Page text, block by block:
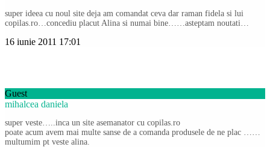
super ideea cu noul site deja am comandat ceva dar raman fidela si lui
copilas.ro…concediu placut Alina si numai bine……asteptam noutati…
16 iunie 2011 17:01
Guest
mihalcea daniela
super veste…..inca un site asemanator cu copilas.ro
poate acum avem mai multe sanse de a comanda produsele de ne plac ……
multumim pt veste alina.